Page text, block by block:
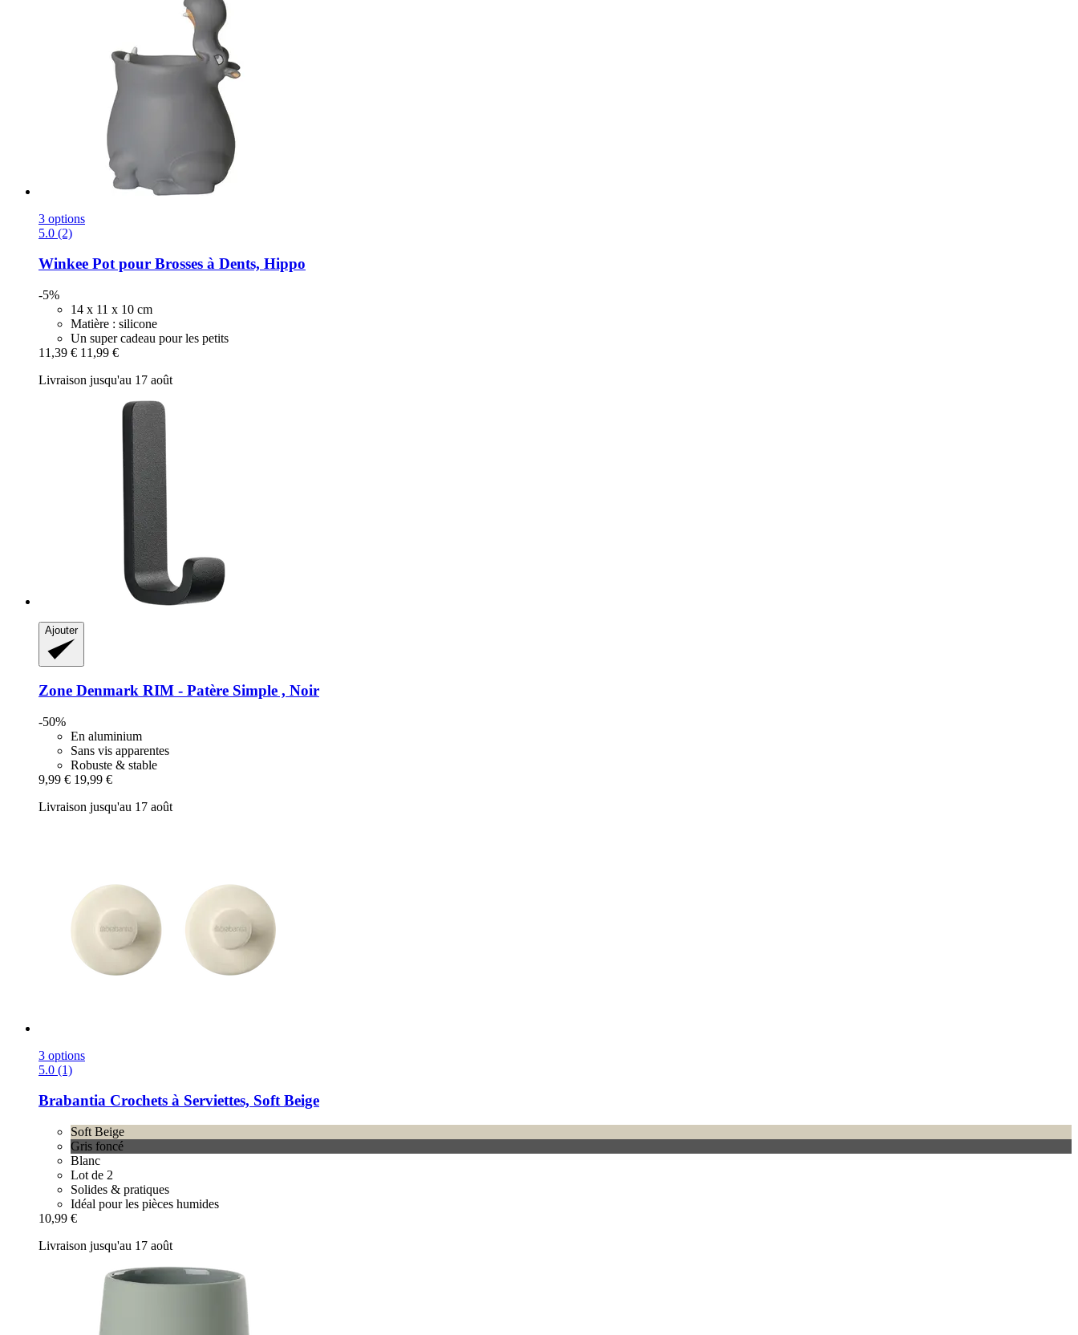
3 options
5.0 (2)
Winkee Pot pour Brosses à Dents, Hippo
-5%
14 x 11 x 10 cm
Matière : silicone
Un super cadeau pour les petits
11,39 € 11,99 €
Livraison jusqu'au 17 août
Ajouter
Zone Denmark RIM -​ Patère Simple , Noir
-50%
En aluminium
Sans vis apparentes
Robuste & stable
9,99 € 19,99 €
Livraison jusqu'au 17 août
3 options
5.0 (1)
Brabantia Crochets à Serviettes, Soft Beige
Soft Beige
Gris foncé
Blanc
Lot de 2
Solides & pratiques
Idéal pour les pièces humides
10,99 €
Livraison jusqu'au 17 août